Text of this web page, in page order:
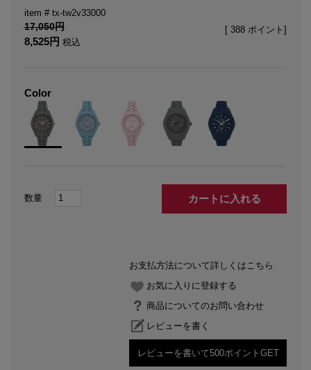
tx-tw2v33000
17,050
8,525 税込
[ 388 ポイント]
Color
カートに入れる
お支払方法について詳しくはこちら
お気に入りに登録する
商品についてのお問い合わせ
レビューを書く
レビューを書いて500ポイントGET